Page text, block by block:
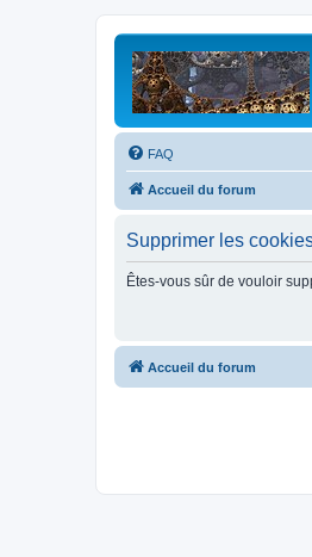
FAQ
Accueil du forum
Supprimer les
Êtes-vous sûr de vouloir
Accueil du forum